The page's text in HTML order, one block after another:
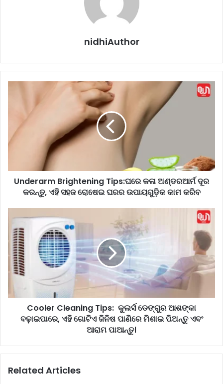
nidhiAuthor
a
B
i
i
ରେ
ଳା
Underarm Brightening Tips:ଘରେ କଳା ଅଣ୍ଡରଆର୍ମ ଦୂର
କରନ୍ତୁ, ଏହି ସହଜ ରୋଷେଇ ଘରର ଉପାୟଗୁଡ଼ିକ କାମ କରିବ
e
e
i
Cooler Cleaning Tips: କୁଲର୍ସ ଡେଙ୍ଗୁର ଆଶଙ୍କା
ବଢ଼ାଇପାରେ, ଏହି ଗୋଟିଏ ଜିନିଷ ପାଣିରେ ମିଶାଇ ପିଅନ୍ତୁ ଏବଂ
ଆରାମ ପାଆନ୍ତୁ।
Related Articles